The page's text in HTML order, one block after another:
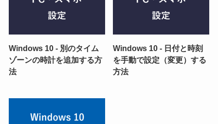
Windows 10 - 別のタイム
ゾーンの時計を追加する方
法
Windows 10 - 日付と時刻
を手動で設定（変更）する
方法